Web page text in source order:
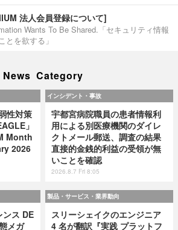
法人会員登録について]
Wants To Be Shared.「セキュリティ情報
とを欲する」
News Category
性対策
」
Month
2026
インシデント・事故
宇都宮病院職員の患者情報利
用による別医療機関のダイレ
クトメール郵送、調査の結果
直接的金銭的利益の受領が無
いことを確認
2026.8.7 Fri 8:05
ンス DE
メガ
製品・サービス・業界動向
スリーシェイクのエンジニア
4 名が翻訳『実践 プラットフ